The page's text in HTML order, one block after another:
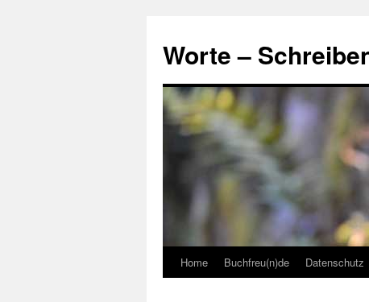
content
Worte –
Home Buchfreu(n)de Datenschutz